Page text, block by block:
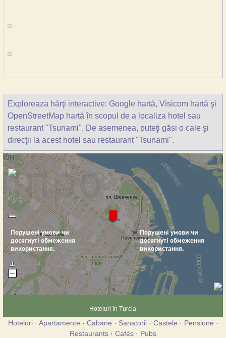
Exploreaza hărţi interactive: Google hartă, Visicom hartă şi
OpenStreetMap hartă în scopul de a localiza hotel sau
restaurant "Tsunami". De asemenea, puteţi găsi o cale şi
direcţii la acest hotel sau restaurant "Tsunami".
Hoteluri în Turcia
Hoteluri· Apartamente · Cabane · Sanatorii· Castele · Pensiune ·
Restaurants · Cafés · Pubs